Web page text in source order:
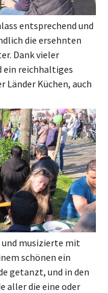
entsprechend und
die ersehnten
Dank vieler
ein reichhaltiges
Länder Küchen, auch
musizierte mit
schönen ein
getanzt, und in den
aller die eine oder